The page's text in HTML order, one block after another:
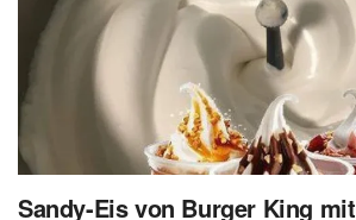
Sandy-Eis von Burger King mit